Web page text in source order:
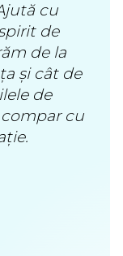
cu
de
de la
și cât de
de
cu